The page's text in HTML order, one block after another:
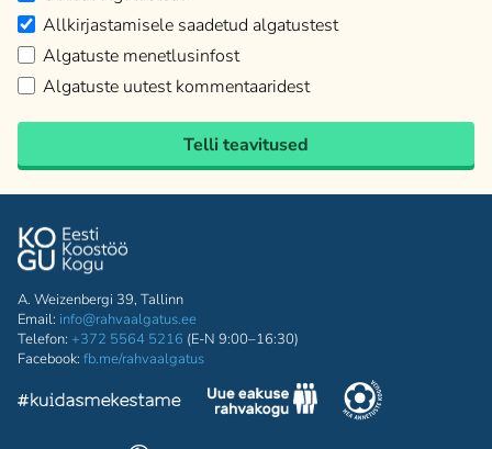
Allkirjastamisele saadetud algatustest
Algatuste menetlusinfost
Algatuste uutest kommentaaridest
Telli teavitused
A. Weizenbergi 39, Tallinn
Email: info@rahvaalgatus.ee
Telefon: +372 5564 5216 (E-N 9:00–16:30)
Facebook: fb.me/rahvaalgatus